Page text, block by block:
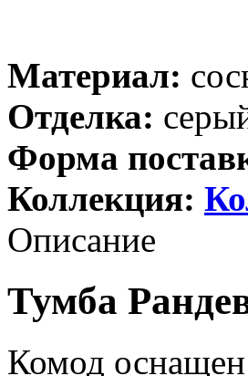
Материал:
Отделка:
Форма
Коллекция:
Описание
Тумба
Комод